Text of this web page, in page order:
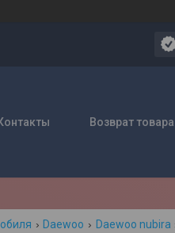
Возврат товара
Daewoo Daewoo nubira